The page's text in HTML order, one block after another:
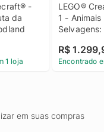
-
da
1 loja
LEGO®
1 - Animais
R$
Encontrado
em suas compras